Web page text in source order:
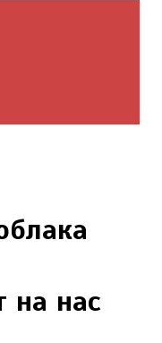
на нас